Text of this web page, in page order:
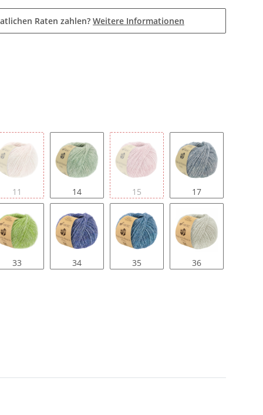
Raten zahlen? Weitere Informationen
11 14 15 17
33 34 35 36